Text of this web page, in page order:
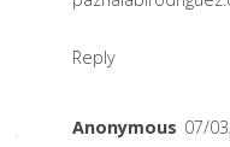
Reply
Anonymous 07/